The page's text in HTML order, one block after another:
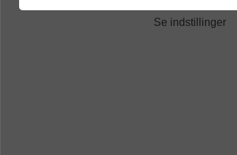
Se indstillinger